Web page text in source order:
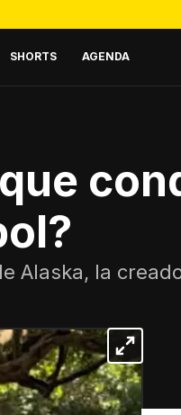
SHORTS AGENDA
Alaska, la